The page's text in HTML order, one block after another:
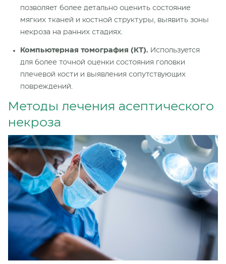
позволяет более детально оценить состояние
мягких тканей и костной структуры, выявить зоны
некроза на ранних стадиях.
Компьютерная томография (КТ). Используется
для более точной оценки состояния головки
плечевой кости и выявления сопутствующих
повреждений.
Методы лечения асептического
некроза